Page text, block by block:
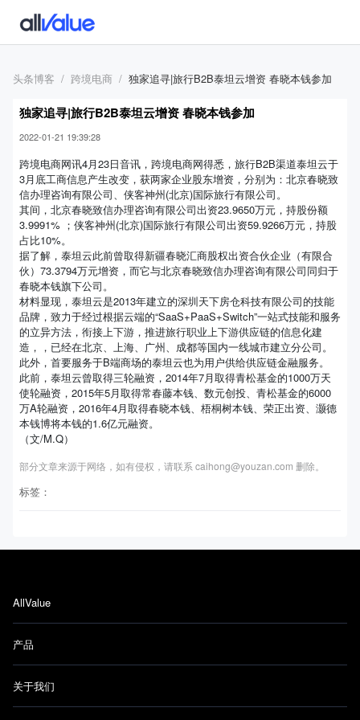
头条博客 跨境电商 独家追寻|旅行B2B泰坦云增资 春晓本钱参加
独家追寻|旅行B2B泰坦云增资 春晓本钱参加
2022-01-21 19:39:28
跨境电商网讯4月23日音讯，跨境电商网得悉，旅行B2B渠道泰坦云于
3月底工商信息产生改变，获两家企业股东增资，分别为：北京春晓致
信办理咨询有限公司、侠客神州(北京)国际旅行有限公司。
其间，北京春晓致信办理咨询有限公司出资23.9650万元，持股份额
3.9991% ；侠客神州(北京)国际旅行有限公司出资59.9266万元，持股
占比10%。
据了解，泰坦云此前曾取得新疆春晓汇商股权出资合伙企业（有限合
伙）73.3794万元增资，而它与北京春晓致信办理咨询有限公司同归于
春晓本钱旗下公司。
材料显现，泰坦云是2013年建立的深圳天下房仓科技有限公司的技能
品牌，致力于经过根据云端的“SaaS+PaaS+Switch”一站式技能和服务
的立异方法，衔接上下游，推进旅行职业上下游供应链的信息化建
造，，已经在北京、上海、广州、成都等国内一线城市建立分公司。
此外，首要服务于B端商场的泰坦云也为用户供给供应链金融服务。
此前，泰坦云曾取得三轮融资，2014年7月取得青松基金的1000万天
使轮融资，2015年5月取得常春藤本钱、数元创投、青松基金的6000
万A轮融资，2016年4月取得春晓本钱、梧桐树本钱、荣正出资、灏德
本钱博将本钱的1.6亿元融资。
（文/M.Q）
部分文章来源于网络，如有侵权，请联系 caihong@youzan.com 删除。
标签：
AllValue
产品
关于我们